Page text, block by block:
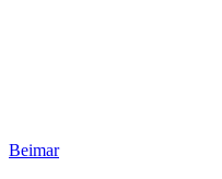
Beimar